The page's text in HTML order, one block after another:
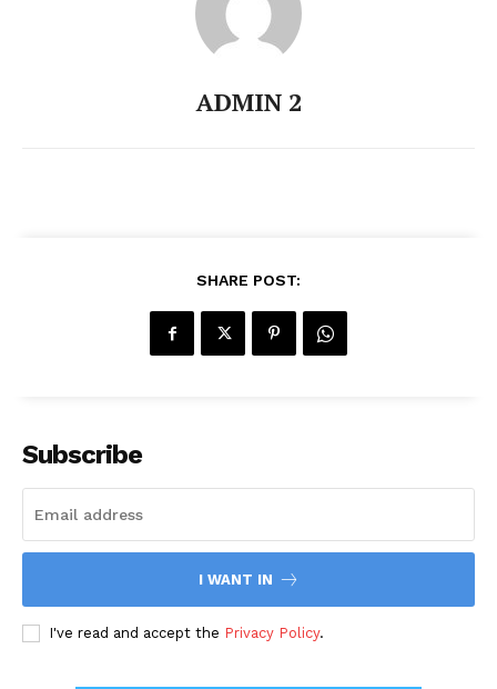
ADMIN 2
SHARE POST:
Subscribe
I WANT IN
I've read and accept the Privacy Policy.